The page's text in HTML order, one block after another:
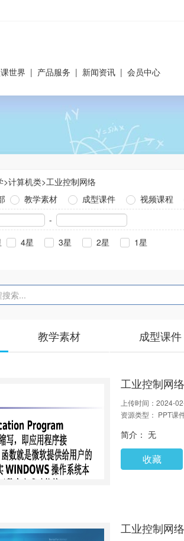
世界 | 产品服务 | 新闻资讯 | 会员中心
>计算机类>工业控制网络
教学素材 成型课件 视频课程
-
4星 3星 2星 1星
教学素材 成型课件
工业控制网
上传时间：2024-
资源类型： PPT课
简介： 无
收藏
工业控制网